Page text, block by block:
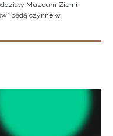
Muzeum Ziemi
będą czynne w